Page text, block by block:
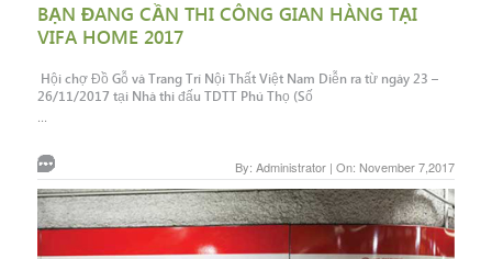
BẠN ĐANG CẦN THI CÔNG GIAN HÀNG TẠI
VIFA HOME 2017
Hội chợ Đồ Gỗ và Trang Trí Nội Thất Việt Nam Diễn ra từ ngày 23 –
26/11/2017 tại Nhà thi đấu TDTT Phú Thọ (Số
...
By: Administrator | On: November 7,2017